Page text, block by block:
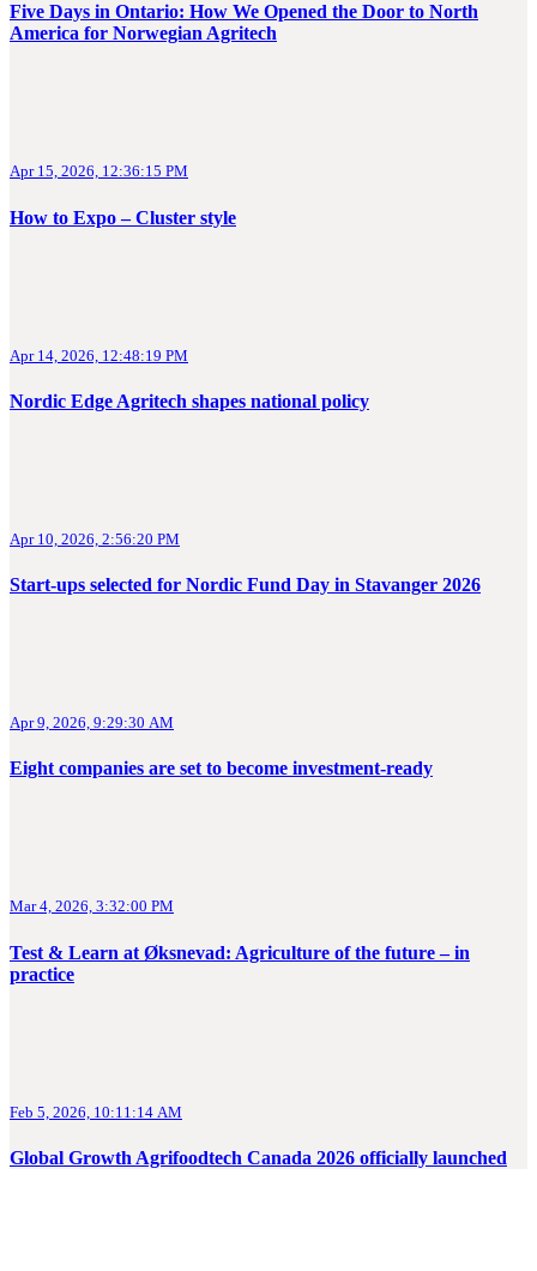
Five Days in Ontario: How We Opened the Door to North
America for Norwegian Agritech
Apr 15, 2026, 12:36:15 PM
How to Expo – Cluster style
Apr 14, 2026, 12:48:19 PM
Nordic Edge Agritech shapes national policy
Apr 10, 2026, 2:56:20 PM
Start-ups selected for Nordic Fund Day in Stavanger 2026
Apr 9, 2026, 9:29:30 AM
Eight companies are set to become investment-ready
Mar 4, 2026, 3:32:00 PM
Test & Learn at Øksnevad: Agriculture of the future – in
practice
Feb 5, 2026, 10:11:14 AM
Global Growth Agrifoodtech Canada 2026 officially launched